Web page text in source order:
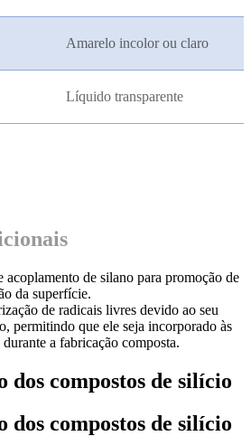
Amarelo incolor ou claro
Líquido transparente
acoplamento de silano para promoção de
da superfície.
de radicais livres devido ao seu
permitindo que ele seja incorporado às
a fabricação composta.
dos compostos de silício
dos compostos de silício